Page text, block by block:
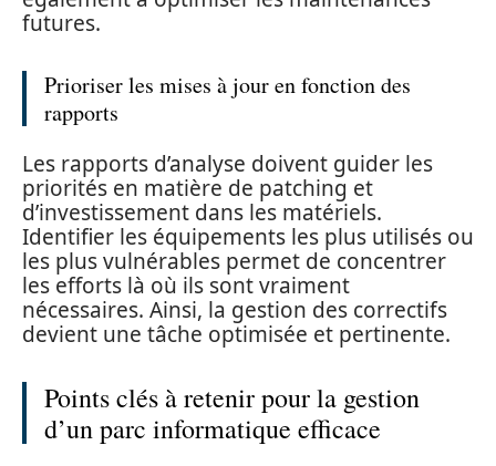
futures.
Prioriser les mises à jour en fonction des
rapports
Les rapports d’analyse doivent guider les
priorités en matière de patching et
d’investissement dans les matériels.
Identifier les équipements les plus utilisés ou
les plus vulnérables permet de concentrer
les efforts là où ils sont vraiment
nécessaires. Ainsi, la gestion des correctifs
devient une tâche optimisée et pertinente.
Points clés à retenir pour la gestion
d’un parc informatique efficace